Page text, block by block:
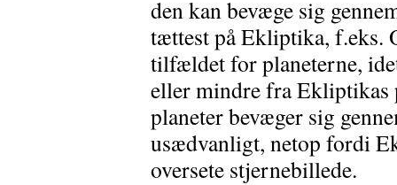
den kan bevæge sig
tættest på Ekliptika, f.eks.
tilfældet for planeterne,
eller mindre fra Ekliptikas
planeter bevæger sig
usædvanligt, netop fordi
oversete stjernebillede.